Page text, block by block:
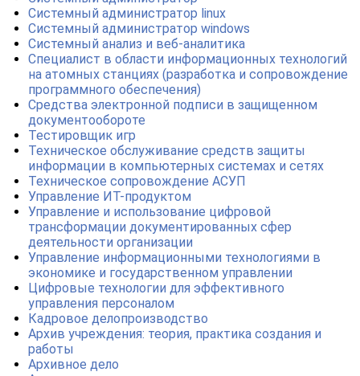
Системный администратор linux
Системный администратор windows
Системный анализ и веб-аналитика
Специалист в области информационных технологий
на атомных станциях (разработка и сопровождение
программного обеспечения)
Средства электронной подписи в защищенном
документообороте
Тестировщик игр
Техническое обслуживание средств защиты
информации в компьютерных системах и сетях
Техническое сопровождение АСУП
Управление ИТ-продуктом
Управление и использование цифровой
трансформации документированных сфер
деятельности организации
Управление информационными технологиями в
экономике и государственном управлении
Цифровые технологии для эффективного
управления персоналом
Кадровое делопроизводство
Архив учреждения: теория, практика создания и
работы
Архивное дело